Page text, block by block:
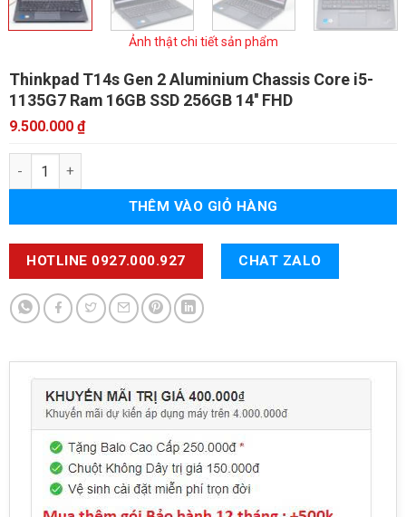
Ảnh thật chi tiết sản phẩm
Thinkpad T14s Gen 2 Aluminium Chassis Core i5-
1135G7 Ram 16GB SSD 256GB 14'' FHD
9.500.000 ₫
Thinkpad T14s Gen 2 Aluminium Chassis số lượng
THÊM VÀO GIỎ HÀNG
HOTLINE 0927.000.927 CHAT ZALO